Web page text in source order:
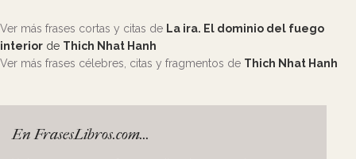
Ver más frases cortas y citas de La ira. El dominio del fuego
interior de Thich Nhat Hanh
Ver más frases célebres, citas y fragmentos de Thich Nhat Hanh
En FrasesLibros.com...